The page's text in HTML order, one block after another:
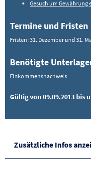
Gesuch um
Termine und Fristen
Fristen: 31. Dezember und 31.
Benötigte
Einkommensnachweis
Gültig von 09.09.2013 bis
Zusätzliche Infos